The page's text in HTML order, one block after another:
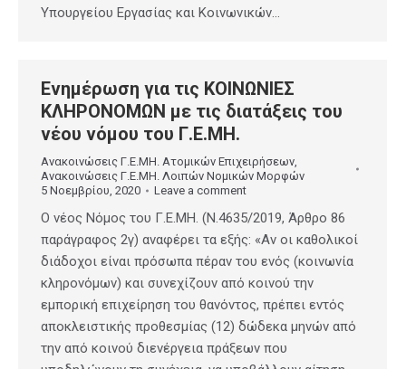
Υπουργείου Εργασίας και Κοινωνικών…
Ενημέρωση για τις ΚΟΙΝΩΝΙΕΣ
ΚΛΗΡΟΝΟΜΩΝ με τις διατάξεις του
νέου νόμου του Γ.Ε.ΜΗ.
Ανακοινώσεις Γ.Ε.ΜΗ. Ατομικών Επιχειρήσεων,
Ανακοινώσεις Γ.Ε.ΜΗ. Λοιπών Νομικών Μορφών
5 Νοεμβρίου, 2020
Leave a comment
Ο νέος Νόμος του Γ.Ε.ΜΗ. (Ν.4635/2019, Άρθρο 86
παράγραφος 2γ) αναφέρει τα εξής: «Αν οι καθολικοί
διάδοχοι είναι πρόσωπα πέραν του ενός (κοινωνία
κληρονόμων) και συνεχίζουν από κοινού την
εμπορική επιχείρηση του θανόντος, πρέπει εντός
αποκλειστικής προθεσμίας (12) δώδεκα μηνών από
την από κοινού διενέργεια πράξεων που